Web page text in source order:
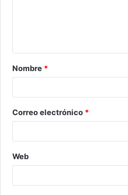
Nombre *
Correo electrónico *
Web